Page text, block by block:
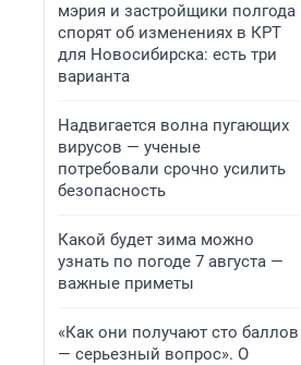
мэрия и застройщики полгода
спорят об изменениях в КРТ
для Новосибирска: есть три
варианта
Надвигается волна пугающих
вирусов — ученые
потребовали срочно усилить
безопасность
Какой будет зима можно
узнать по погоде 7 августа —
важные приметы
«Как они получают сто баллов
— серьезный вопрос». О